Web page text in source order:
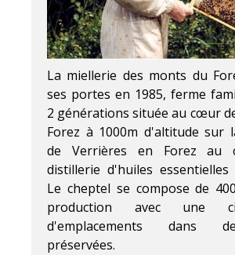
La miellerie des monts du
ses portes en 1985, ferme
2 générations située au cœur
Forez à 1000m d'altitude sur
de Verrières en Forez au
distillerie d'huiles essentielles
Le cheptel se compose de
production avec une
d'emplacements dans
préservées.